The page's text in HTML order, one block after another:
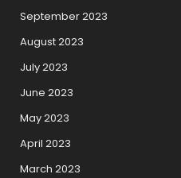
September 2023
August 2023
July 2023
June 2023
May 2023
April 2023
March 2023